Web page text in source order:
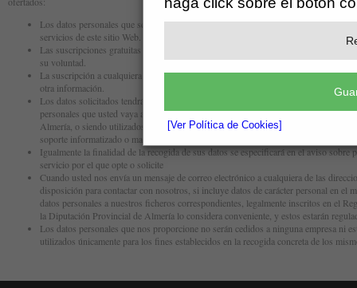
[Ver Política de Cookies]
Los datos personales que se soliciten a los usuarios serán los estrictamente
servicios de este sitio Web.
Las suscripciones gratuitas serán validadas enviando un mensaje a su dirección de
su voluntad.
La suscripción a cualquiera de estos servicios asegurará la recepción exclusiva de
otra información.
Los datos solicitados tendrán el tratamiento que se especifica en el aviso sobre
personales que usted vaya a prestar, pudiendo incluirse en alguno de los ficheros
Almería, o siendo utilizados únicamente para dar respuesta a su planteamiento, sin
soporte informatizado o manual.
Igualmente la finalidad de la recogida de sus datos se especificará en el aviso
servicio por el que opte o solicite
Cuando usted nos envía un mensaje de correo electrónico a cualquiera de las
disposición para contactar con nosotros, si incluye datos de carácter personal en el
datos personales a nuestros ficheros correspondientes, legalmente inscritos en el
la Diputación Provincial de Almería lo considera conveniente, y estos estarán
Los datos personales que nos proporcione no serán cedidos a ninguna empresa ni
utilizados únicamente para los fines establecidos en la recogida concreta de los